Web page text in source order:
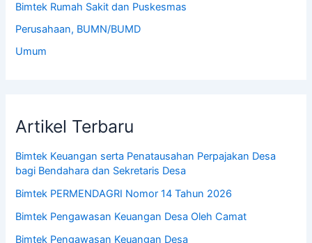
Bimtek Rumah Sakit dan Puskesmas
Perusahaan, BUMN/BUMD
Umum
Artikel Terbaru
Bimtek Keuangan serta Penatausahan Perpajakan Desa
bagi Bendahara dan Sekretaris Desa
Bimtek PERMENDAGRI Nomor 14 Tahun 2026
Bimtek Pengawasan Keuangan Desa Oleh Camat
Bimtek Pengawasan Keuangan Desa